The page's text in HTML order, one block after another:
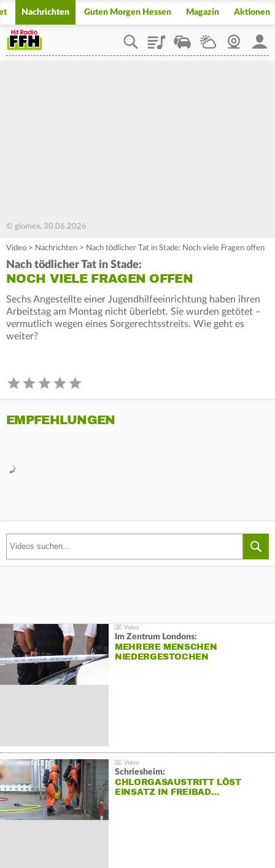
Nachrichten Guten Morgen Hessen Magazin Aktionen
PlaylistStaupilotWetterWebcam
© glomex, 30.06.2026
Video > Nachrichten > Nach tödlicher Tat in Stade: Noch viele Fragen offen
Nach tödlicher Tat in Stade:
NOCH VIELE FRAGEN OFFEN
Sechs Angestellte einer Jugendhilfeeinrichtung haben ihren
Arbeitstag am Montag nicht überlebt. Sie wurden getötet –
vermutlich wegen eines Sorgerechtsstreits. Wie geht es
weiter?
EMPFEHLUNGEN
Im Zentrum Londons:
MEHRERE MENSCHEN
NIEDERGESTOCHEN
Schriesheim:
CHLORGASAUSTRITT LÖST
EINSATZ IN FREIBAD…